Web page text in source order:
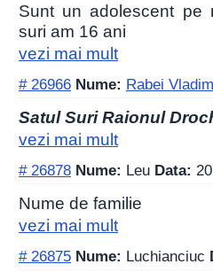
Sunt un adolescent pe
suri am 16 ani
vezi mai mult
# 26966 Nume: Rabei
Satul Suri Raionul
vezi mai mult
# 26878 Nume: Leu Data:
Nume de familie
vezi mai mult
# 26875 Nume: Luchianciuc